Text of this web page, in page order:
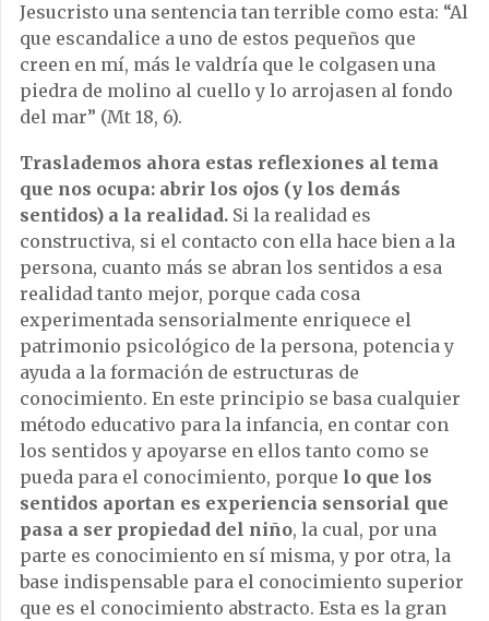
Jesucristo una sentencia tan terrible como esta: “Al
que escandalice a uno de estos pequeños que
creen en mí, más le valdría que le colgasen una
piedra de molino al cuello y lo arrojasen al fondo
del mar” (Mt 18, 6).
Traslademos ahora estas reflexiones al tema
que nos ocupa: abrir los ojos (y los demás
sentidos) a la realidad. Si la realidad es
constructiva, si el contacto con ella hace bien a la
persona, cuanto más se abran los sentidos a esa
realidad tanto mejor, porque cada cosa
experimentada sensorialmente enriquece el
patrimonio psicológico de la persona, potencia y
ayuda a la formación de estructuras de
conocimiento. En este principio se basa cualquier
método educativo para la infancia, en contar con
los sentidos y apoyarse en ellos tanto como se
pueda para el conocimiento, porque lo que los
sentidos aportan es experiencia sensorial que
pasa a ser propiedad del niño, la cual, por una
parte es conocimiento en sí misma, y por otra, la
base indispensable para el conocimiento superior
que es el conocimiento abstracto. Esta es la gran